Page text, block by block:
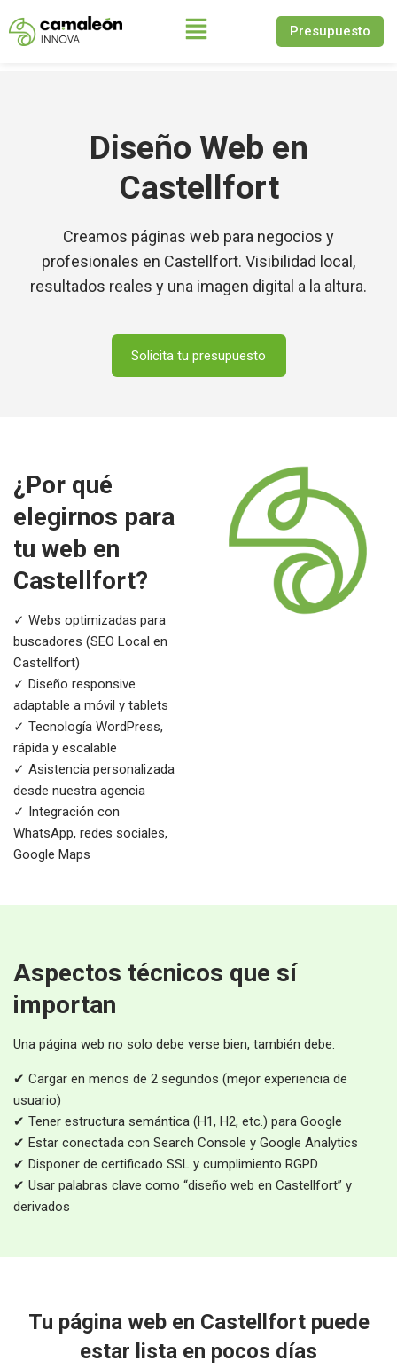
Saltar
Presupuesto
Diseño Web en
Castellfort
Creamos páginas web para negocios y
profesionales en Castellfort. Visibilidad local,
resultados reales y una imagen digital a la altura.
Solicita tu presupuesto
¿Por qué
elegirnos para
tu web en
Castellfort?
✓ Webs optimizadas para
buscadores (SEO Local en
Castellfort)
✓ Diseño responsive
adaptable a móvil y tablets
✓ Tecnología WordPress,
rápida y escalable
✓ Asistencia personalizada
desde nuestra agencia
✓ Integración con
WhatsApp, redes sociales,
Google Maps
Aspectos técnicos que sí
importan
Una página web no solo debe verse bien, también debe:
✔ Cargar en menos de 2 segundos (mejor experiencia de
usuario)
✔ Tener estructura semántica (H1, H2, etc.) para Google
✔ Estar conectada con Search Console y Google Analytics
✔ Disponer de certificado SSL y cumplimiento RGPD
✔ Usar palabras clave como “diseño web en Castellfort” y
derivados
Tu página web en Castellfort puede
estar lista en pocos días